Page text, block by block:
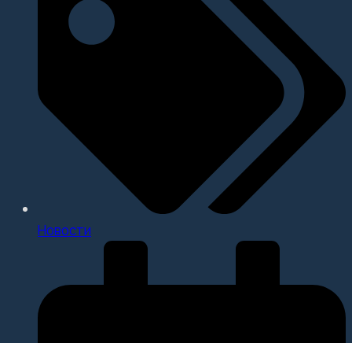
Новости